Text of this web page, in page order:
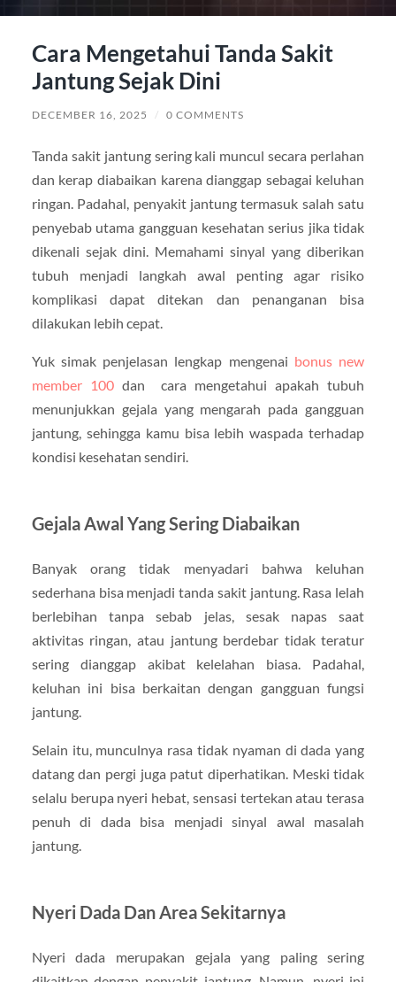
Cara Mengetahui Tanda Sakit
Jantung Sejak Dini
DECEMBER 16, 2025 / 0 COMMENTS
Tanda sakit jantung sering kali muncul secara perlahan
dan kerap diabaikan karena dianggap sebagai keluhan
ringan. Padahal, penyakit jantung termasuk salah satu
penyebab utama gangguan kesehatan serius jika tidak
dikenali sejak dini. Memahami sinyal yang diberikan
tubuh menjadi langkah awal penting agar risiko
komplikasi dapat ditekan dan penanganan bisa
dilakukan lebih cepat.
Yuk simak penjelasan lengkap mengenai bonus new
member 100dan cara mengetahui apakah tubuh
menunjukkan gejala yang mengarah pada gangguan
jantung, sehingga kamu bisa lebih waspada terhadap
kondisi kesehatan sendiri.
Gejala Awal Yang Sering Diabaikan
Banyak orang tidak menyadari bahwa keluhan
sederhana bisa menjadi tanda sakit jantung. Rasa lelah
berlebihan tanpa sebab jelas, sesak napas saat
aktivitas ringan, atau jantung berdebar tidak teratur
sering dianggap akibat kelelahan biasa. Padahal,
keluhan ini bisa berkaitan dengan gangguan fungsi
jantung.
Selain itu, munculnya rasa tidak nyaman di dada yang
datang dan pergi juga patut diperhatikan. Meski tidak
selalu berupa nyeri hebat, sensasi tertekan atau terasa
penuh di dada bisa menjadi sinyal awal masalah
jantung.
Nyeri Dada Dan Area Sekitarnya
Nyeri dada merupakan gejala yang paling sering